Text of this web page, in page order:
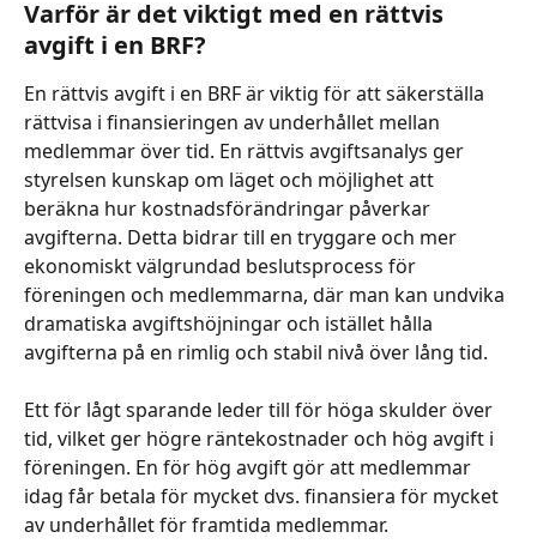
Varför är det viktigt med en rättvis
avgift i en BRF?
En rättvis avgift i en BRF är viktig för att säkerställa
rättvisa i finansieringen av underhållet mellan
medlemmar över tid. En rättvis avgiftsanalys ger
styrelsen kunskap om läget och möjlighet att
beräkna hur kostnadsförändringar påverkar
avgifterna. Detta bidrar till en tryggare och mer
ekonomiskt välgrundad beslutsprocess för
föreningen och medlemmarna, där man kan undvika
dramatiska avgiftshöjningar och istället hålla
avgifterna på en rimlig och stabil nivå över lång tid.
Ett för lågt sparande leder till för höga skulder över
tid, vilket ger högre räntekostnader och hög avgift i
föreningen. En för hög avgift gör att medlemmar
idag får betala för mycket dvs. finansiera för mycket
av underhållet för framtida medlemmar.